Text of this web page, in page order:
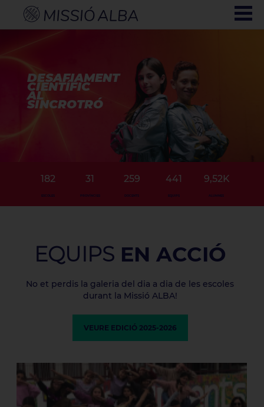
DESAFIAMENT
CIENTÍFIC
AL
SINCROTRÓ
182
ESCOLES
31
PROVÍNCIES
259
DOCENTS
441
EQUIPS
9,52K
ALUMNES
EQUIPSEN ACCIÓ
No et perdis la galeria del dia a dia de les escoles
durant la Missió ALBA!
VEURE EDICIÓ 2025-2026